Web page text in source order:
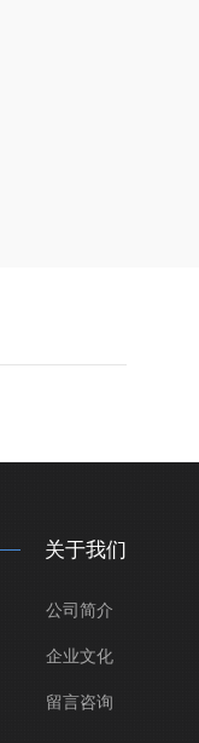
关于我们
公司简介
企业文化
留言咨询